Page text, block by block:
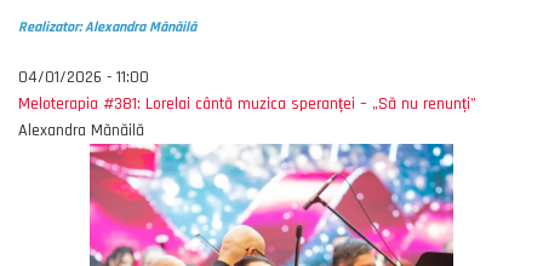
Realizator: Alexandra Mănăilă
04/01/2026 - 11:00
Meloterapia #381: Lorelai cântă muzica speranței – „Să nu renunți”
Alexandra Mănăilă